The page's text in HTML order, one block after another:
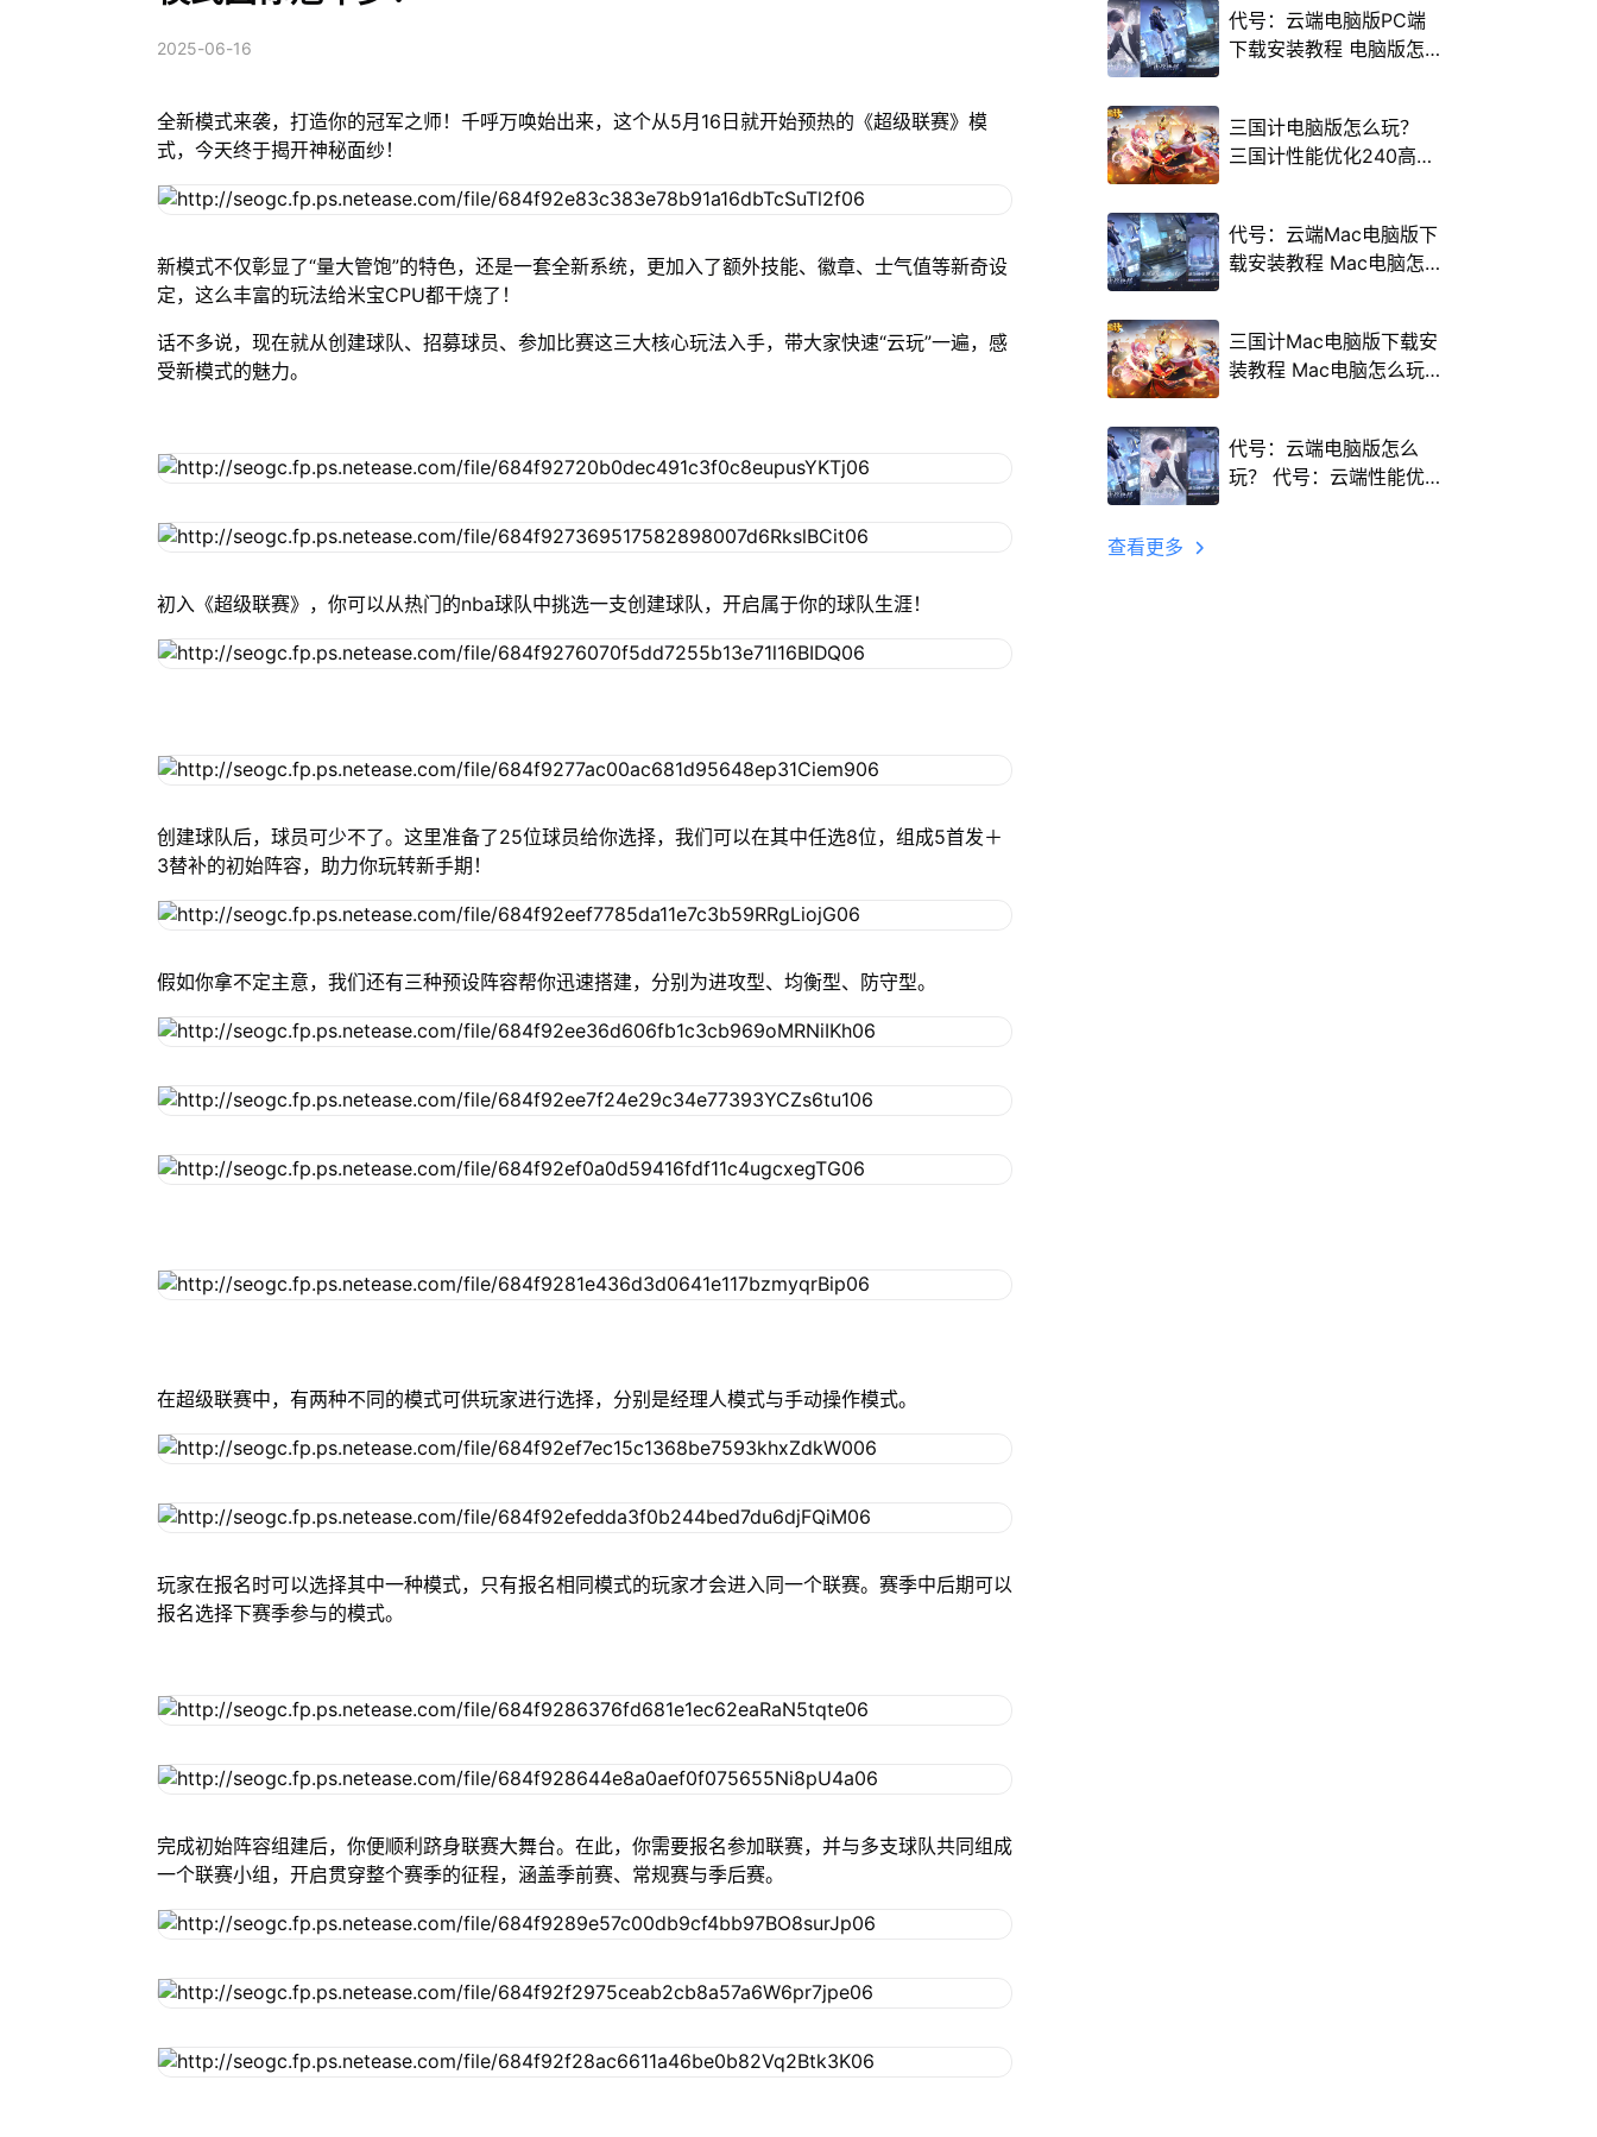
2025-06-16
全新模式来袭，打造你的冠军之师！千呼万唤始出来，这个从5月16日就开始预热的《超级联赛》模
式，今天终于揭开神秘面纱！
新模式不仅彰显了“量大管饱”的特色，还是一套全新系统，更加入了额外技能、徽章、士气值等新奇设
定，这么丰富的玩法给米宝CPU都干烧了！
话不多说，现在就从创建球队、招募球员、参加比赛这三大核心玩法入手，带大家快速“云玩”一遍，感
受新模式的魅力。
初入《超级联赛》，你可以从热门的nba球队中挑选一支创建球队，开启属于你的球队生涯！
创建球队后，球员可少不了。这里准备了25位球员给你选择，我们可以在其中任选8位，组成5首发＋
3替补的初始阵容，助力你玩转新手期！
假如你拿不定主意，我们还有三种预设阵容帮你迅速搭建，分别为进攻型、均衡型、防守型。
在超级联赛中，有两种不同的模式可供玩家进行选择，分别是经理人模式与手动操作模式。
玩家在报名时可以选择其中一种模式，只有报名相同模式的玩家才会进入同一个联赛。赛季中后期可以
报名选择下赛季参与的模式。
完成初始阵容组建后，你便顺利跻身联赛大舞台。在此，你需要报名参加联赛，并与多支球队共同组成
一个联赛小组，开启贯穿整个赛季的征程，涵盖季前赛、常规赛与季后赛。
代号：云端电脑版PC端
下载安装教程 电脑版怎
三国计电脑版怎么玩？
三国计性能优化240高帧
代号：云端Mac电脑版下
载安装教程 Mac电脑怎
三国计Mac电脑版下载安
装教程 Mac电脑怎么玩
代号：云端电脑版怎么
玩？ 代号：云端性能优
查看更多